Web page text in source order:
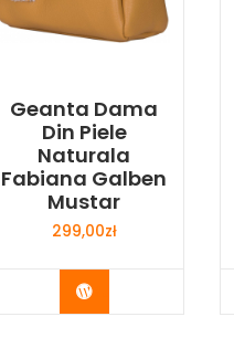
Geanta Dama
Din Piele
Naturala
Fabiana Galben
Mustar
299,00zł
Buy Now